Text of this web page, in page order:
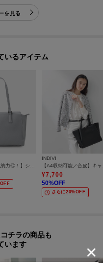
-・-・-・-・-・-・-
て見える場合があります。また、
を見る
いるアイテム
◆【高機能／収納力◎！】シゴデキバッグ
INDIVI
【
¥7,700
50%OFF
さらに20%OFF
チラの商品も
います